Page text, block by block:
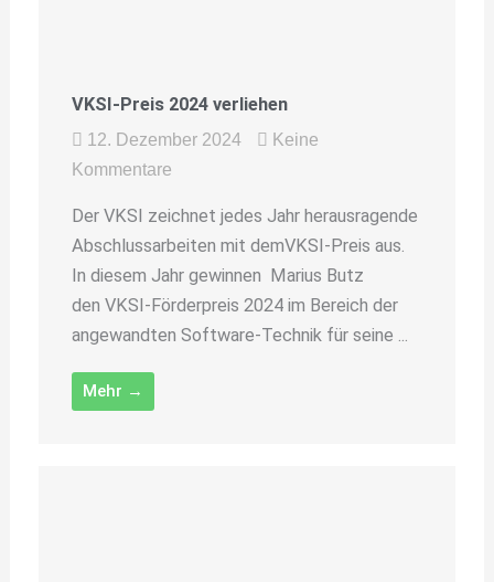
VKSI-Preis 2024 verliehen
12. Dezember 2024
Keine
Kommentare
Der VKSI zeichnet jedes Jahr herausragende
Abschlussarbeiten mit demVKSI-Preis aus.
In diesem Jahr gewinnen Marius Butz
den VKSI-Förderpreis 2024 im Bereich der
angewandten Software-Technik für seine ...
Mehr →